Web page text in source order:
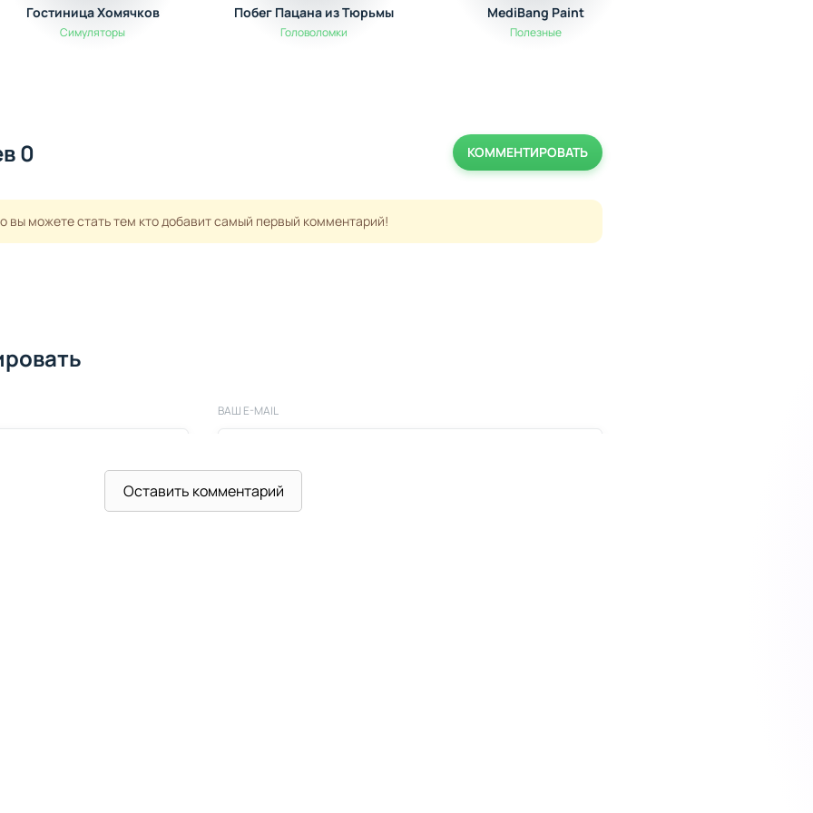
Гостиница Хомячков
Симуляторы
Побег Пацана из Тюрьмы
Головоломки
MediBang Paint
Полезные
0 КОММЕНТИРОВАТЬ
вы можете стать тем кто добавит самый первый комментарий!
ВАШ E-MAIL
Оставить комментарий